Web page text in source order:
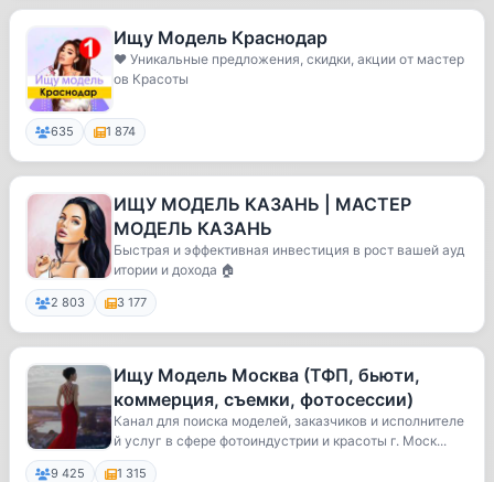
Ищу Модель Краснодар
❤️ Уникальные предложения, скидки, акции от мастер
ов Красоты
635 1 874
ИЩУ МОДЕЛЬ КАЗАНЬ | МАСТЕР
МОДЕЛЬ КАЗАНЬ
Быстрая и эффективная инвестиция в рост вашей ауд
итории и дохода 🏠
2 803 3 177
Ищу Модель Москва (ТФП, бьюти,
коммерция, съемки, фотосессии)
Канал для поиска моделей, заказчиков и исполнителе
й услуг в сфере фотоиндустрии и красоты г. Моск...
9 425 1 315